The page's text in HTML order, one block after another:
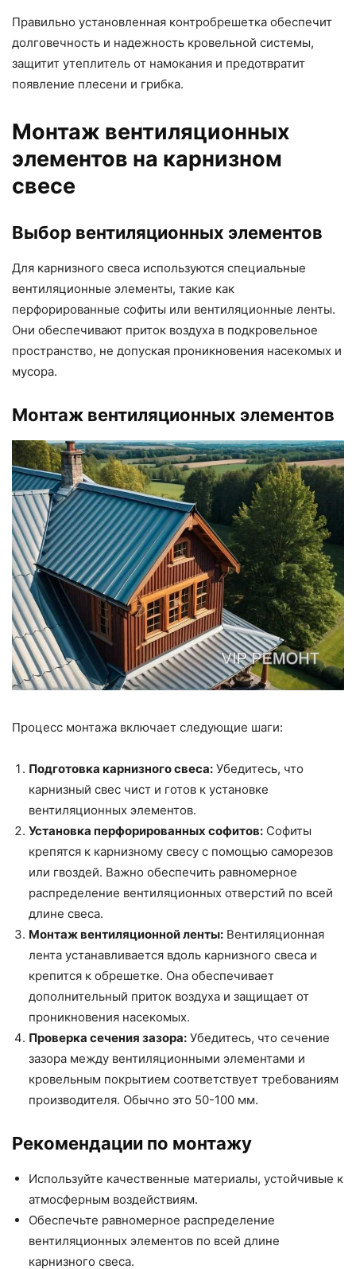
Правильно установленная контробрешетка обеспечит
долговечность и надежность кровельной системы,
защитит утеплитель от намокания и предотвратит
появление плесени и грибка.
Монтаж вентиляционных
элементов на карнизном
свесе
Выбор вентиляционных элементов
Для карнизного свеса используются специальные
вентиляционные элементы, такие как
перфорированные софиты или вентиляционные ленты.
Они обеспечивают приток воздуха в подкровельное
пространство, не допуская проникновения насекомых и
мусора.
Монтаж вентиляционных элементов
Процесс монтажа включает следующие шаги:
Подготовка карнизного свеса: Убедитесь, что
карнизный свес чист и готов к установке
вентиляционных элементов.
Установка перфорированных софитов: Софиты
крепятся к карнизному свесу с помощью саморезов
или гвоздей. Важно обеспечить равномерное
распределение вентиляционных отверстий по всей
длине свеса.
Монтаж вентиляционной ленты: Вентиляционная
лента устанавливается вдоль карнизного свеса и
крепится к обрешетке. Она обеспечивает
дополнительный приток воздуха и защищает от
проникновения насекомых.
Проверка сечения зазора: Убедитесь, что сечение
зазора между вентиляционными элементами и
кровельным покрытием соответствует требованиям
производителя. Обычно это 50-100 мм.
Рекомендации по монтажу
Используйте качественные материалы, устойчивые к
атмосферным воздействиям.
Обеспечьте равномерное распределение
вентиляционных элементов по всей длине
карнизного свеса.